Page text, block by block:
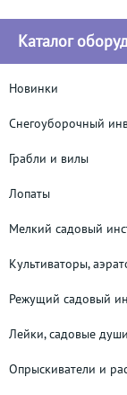
Каталог
Новинки
Снегоуборочный
Грабли и вилы
Лопаты
Мелкий садовый
Культиваторы,
Режущий садовый
Лейки, садовые
Опрыскиватели и